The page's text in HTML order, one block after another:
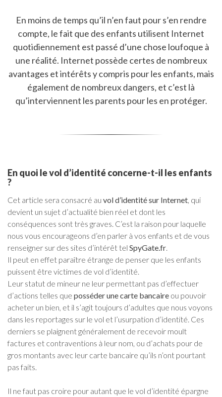
En moins de temps qu’il n’en faut pour s’en rendre
compte, le fait que des enfants utilisent Internet
quotidiennement est passé d’une chose loufoque à
une réalité. Internet possède certes de nombreux
avantages et intérêts y compris pour les enfants, mais
également de nombreux dangers, et c’est là
qu’interviennent les parents pour les en protéger.
En quoi le vol d’identité concerne-t-il les enfants
?
Cet article sera consacré au vol d’identité sur Internet , qui
devient un sujet d’actualité bien réel et dont les
conséquences sont très graves. C’est la raison pour laquelle
nous vous encourageons d’en parler à vos enfants et de vous
renseigner sur des sites d’intérêt tel SpyGate.fr
Il peut en effet paraître étrange de penser que les enfants
puissent être victimes de vol d’identité.
Leur statut de mineur ne leur permettant pas d’effectuer
d’actions telles que posséder une carte bancaire ou pouvoir
acheter un bien, et il s’agit toujours d’adultes que nous voyons
dans les reportages sur le vol et l’usurpation d’identité. Ces
derniers se plaignent généralement de recevoir moult
factures et contraventions à leur nom, ou d’achats pour de
gros montants avec leur carte bancaire qu’ils n’ont pourtant
pas faits.
Il ne faut pas croire pour autant que le vol d’identité épargne